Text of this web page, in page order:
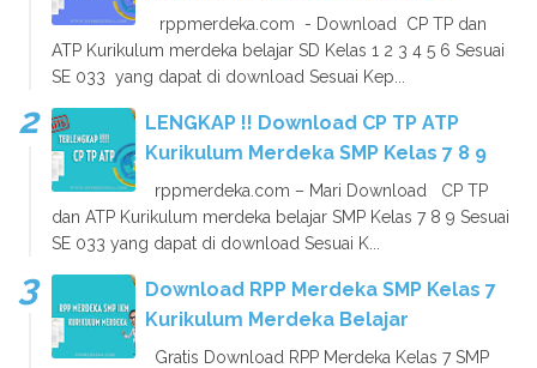
rppmerdeka.com - Download CP TP dan
ATP Kurikulum merdeka belajar SD Kelas 1 2 3 4 5 6 Sesuai
SE 033 yang dapat di download Sesuai Kep...
LENGKAP !! Download CP TP ATP
Kurikulum Merdeka SMP Kelas 7 8 9
rppmerdeka.com – Mari Download CP TP
dan ATP Kurikulum merdeka belajar SMP Kelas 7 8 9 Sesuai
SE 033 yang dapat di download Sesuai K...
Download RPP Merdeka SMP Kelas 7
Kurikulum Merdeka Belajar
Gratis Download RPP Merdeka Kelas 7 SMP